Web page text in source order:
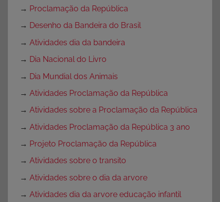
→ Proclamação da República
→ Desenho da Bandeira do Brasil
→ Atividades dia da bandeira
→ Dia Nacional do Livro
→ Dia Mundial dos Animais
→ Atividades Proclamação da República
→ Atividades sobre a Proclamação da República
→ Atividades Proclamação da República 3 ano
→ Projeto Proclamação da República
→ Atividades sobre o transito
→ Atividades sobre o dia da arvore
→ Atividades dia da arvore educação infantil